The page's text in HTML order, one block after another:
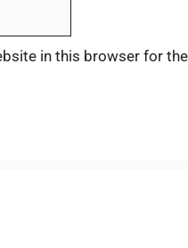
in this browser for the